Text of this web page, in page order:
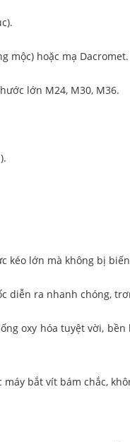
mộc) hoặc mạ Dacromet.
lớn M24, M30, M36.
kéo lớn mà không bị
diễn ra nhanh chóng,
oxy hóa tuyệt vời,
bắt vít bám chắc,